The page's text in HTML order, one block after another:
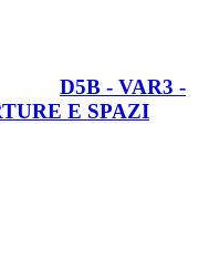
D5B - VAR3 -
E SPAZI